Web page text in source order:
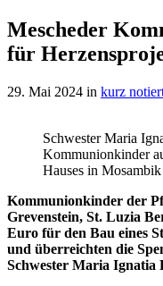
Mescheder
für
29. Mai 2024 in kurz
Schwester Maria
Kommunionkinder
Hauses in Mosambik
Kommunionkinder der
Grevenstein, St. Luzia
Euro für den Bau eines
und überreichten die
Schwester Maria Ignatia